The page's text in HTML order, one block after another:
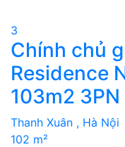
3
Chính chủ
Residence
103m2
Thanh Xuân , Hà Nội
102 m²